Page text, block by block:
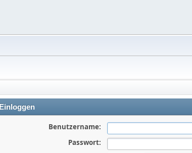
Einloggen
Benutzername:
Passwort: